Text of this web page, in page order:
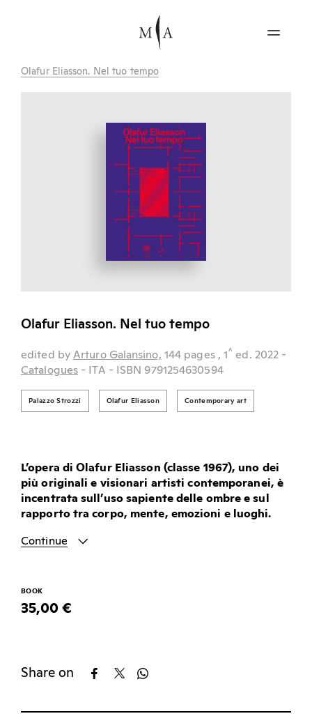
Olafur Eliasson. Nel tuo tempo
Olafur Eliasson. Nel tuo tempo
edited by Arturo Galansino, 144 pages , 1^ ed. 2022 -
Catalogues - ITA - ISBN 9791254630594
Palazzo Strozzi Olafur Eliasson Contemporary art
L’opera di Olafur Eliasson (classe 1967), uno dei
più originali e visionari artisti contemporanei, è
incentrata sull’uso sapiente delle ombre e sul
rapporto tra corpo, mente, emozioni e luoghi.
Continue
BOOK
35,00 €
Share on